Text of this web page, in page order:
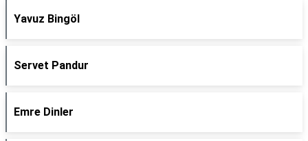
Yavuz Bingöl
Servet Pandur
Emre Dinler